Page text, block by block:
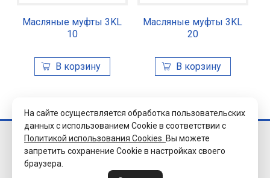
Масляные муфты 3KL
10
Масляные муфты 3KL
20
© 2026 Завод
«Уралэлектромуфта»
г.Челябинск.
На сайте осуществляется обработка пользовательских
данных с использованием Cookie в соответствии с
Политикой использования Cookies. Вы можете
запретить сохранение Cookie в настройках своего
браузера.